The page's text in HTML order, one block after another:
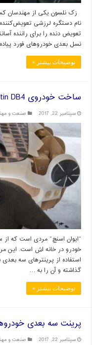
زک نلسون یکی از مهندسان
تعویض دنده را برای راننده
نسل بعدی خودروهای فورد
توضیحات بیشتر »
ساخت خودروی Aston Martin DB4 با پرینتر سه بعدی
سپتامبر 22, 2017 صنعت و
“ایوان اسنچ” مردی است که
استفاده از پرینترهای سه
گذاشته و آن را به …
توضیحات بیشتر »
پرینت سه بعدی
سپتامبر 22, 2017 صنعت و